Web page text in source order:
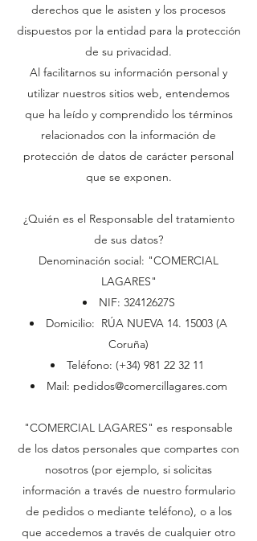
derechos que le asisten y los procesos
dispuestos por la entidad para la protección
de su privacidad.
Al facilitarnos su información personal y
utilizar nuestros sitios web, entendemos
que ha leído y comprendido los términos
relacionados con la información de
protección de datos de carácter personal
que se exponen.
¿Quién es el Responsable del tratamiento
de sus datos?
Denominación social: "COMERCIAL
LAGARES"
NIF: 32412627S
Domicilio: RÚA NUEVA 14. 15003 (A
Coruña)
Teléfono: (+34) 981 22 32 11
Mail: pedidos@comercillagares.com
"COMERCIAL LAGARES" es responsable
de los datos personales que compartes con
nosotros (por ejemplo, si solicitas
información a través de nuestro formulario
de pedidos o mediante teléfono), o a los
que accedemos a través de cualquier otro